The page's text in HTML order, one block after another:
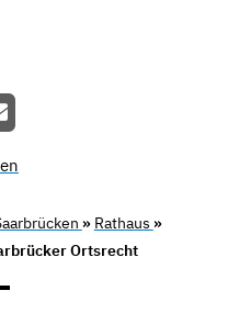
» Rathaus »
Ortsrecht